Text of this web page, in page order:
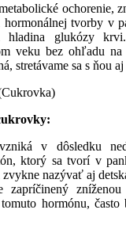
ochorenie,
hormonálnej tvorby v
hladina glukózy
veku bez ohľadu
stretávame sa s ňou
:
v dôsledku
ktorý sa tvorí v
zvykne nazývať aj
hormónu, často